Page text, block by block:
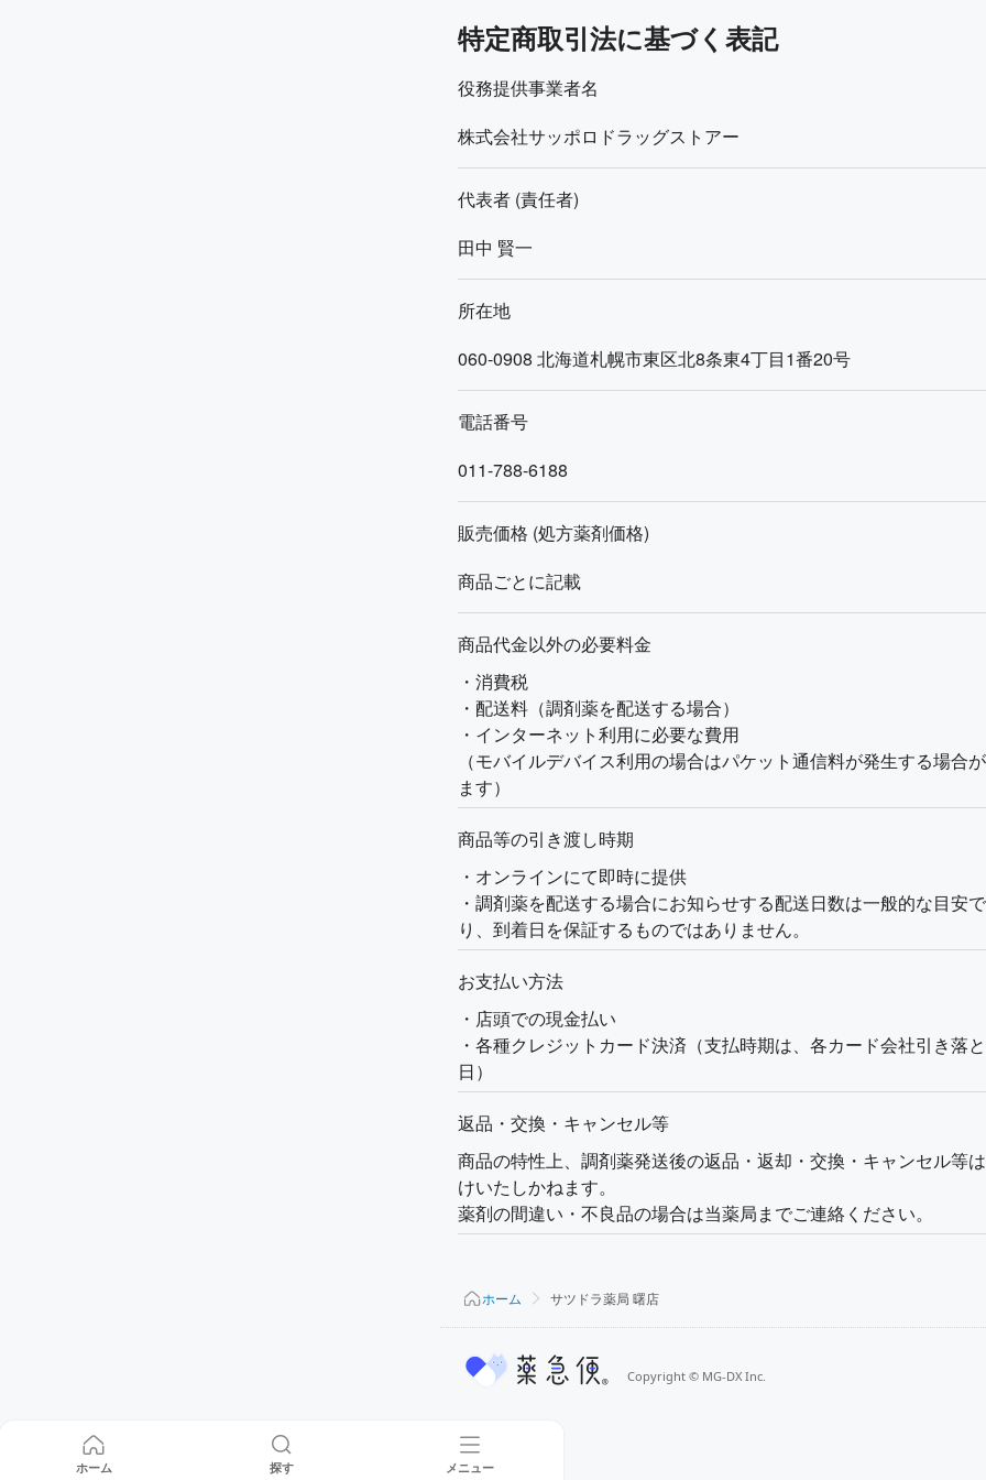
特定商取引法に基づく表記
役務提供事業者名
株式会社サッポロドラッグストアー
代表者 (責任者)
田中 賢一
所在地
060-0908 北海道札幌市東区北8条東4丁目1番20号
電話番号
011-788-6188
販売価格 (処方薬剤価格)
商品ごとに記載
商品代金以外の必要料金
・消費税
・配送料（調剤薬を配送する場合）
・インターネット利用に必要な費用
（モバイルデバイス利用の場合はパケット通信料が発生する場合
ます）
商品等の引き渡し時期
・オンラインにて即時に提供
・調剤薬を配送する場合にお知らせする配送日数は一般的な目安
り、到着日を保証するものではありません。
お支払い方法
・店頭での現金払い
・各種クレジットカード決済（支払時期は、各カード会社引き落
日）
返品・交換・キャンセル等
商品の特性上、調剤薬発送後の返品・返却・交換・キャンセル等
けいたしかねます。
薬剤の間違い・不良品の場合は当薬局までご連絡ください。
ホーム サツドラ薬局 曙店
Copyright © MG-DX Inc.
ホーム 探す メニュー